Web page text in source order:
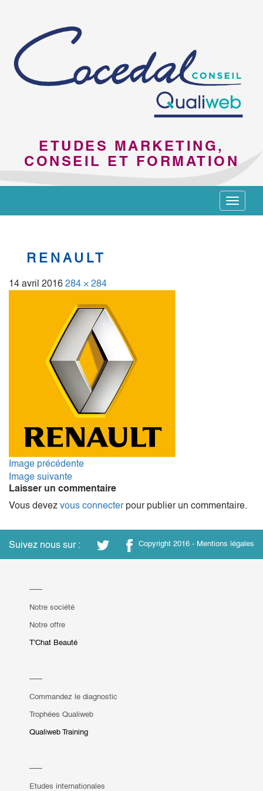
ETUDES MARKETING,
CONSEIL ET FORMATION
Toggle
RENAULT
14 avril 2016 284 × 284
Image précédente
Image suivante
Laisser un commentaire
Vous devez vous connecterpour publier un commentaire.
Suivez nous sur : Copyright 2016 - Mentions légales
Notre société
Notre offre
T'Chat Beauté
Commandez le diagnostic
Trophées Qualiweb
Qualiweb Training
Etudes internationales